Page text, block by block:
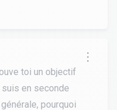
toi un objectif
en seconde
pourquoi